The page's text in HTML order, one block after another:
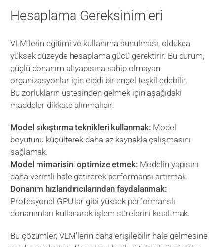
Hesaplama Gereksinimleri
VLM’lerin eğitimi ve kullanıma sunulması, oldukça
yüksek düzeyde hesaplama gücü gerektirir. Bu durum,
güçlü donanım altyapısına sahip olmayan
organizasyonlar için ciddi bir engel teşkil edebilir.
Bu zorlukların üstesinden gelmek için aşağıdaki
maddeler dikkate alınmalıdır:
Model sıkıştırma teknikleri kullanmak: Model
boyutunu küçülterek daha az kaynakla çalışmasını
sağlamak.
Model mimarisini optimize etmek: Modelin yapısını
daha verimli hale getirerek performansı artırmak.
Donanım hızlandırıcılarından faydalanmak:
Profesyonel GPU’lar gibi yüksek performanslı
donanımları kullanarak işlem sürelerini kısaltmak.
Bu çözümler, VLM’lerin daha erişilebilir hale gelmesine